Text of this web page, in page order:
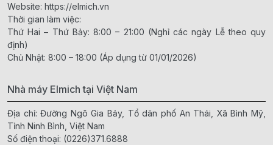
Website: https://elmich.vn
Thời gian làm việc:
Thứ Hai – Thứ Bảy: 8:00 – 21:00 (Nghỉ các ngày Lễ theo quy
định)
Chủ Nhật: 8:00 – 18:00 (Áp dụng từ 01/01/2026)
Nhà máy Elmich tại Việt Nam
Địa chỉ: Đường Ngô Gia Bảy, Tổ dân phố An Thái, Xã Bình Mỹ,
Tỉnh Ninh Bình, Việt Nam
Số điện thoại: (0226)371.6888